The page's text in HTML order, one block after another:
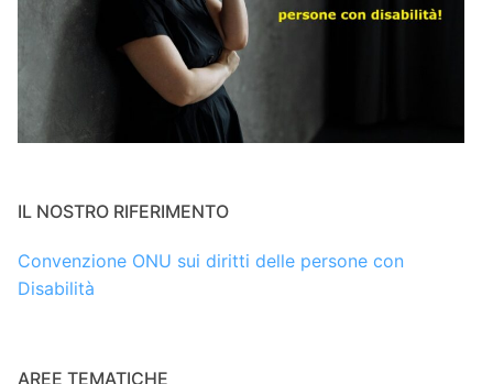
IL NOSTRO RIFERIMENTO
Convenzione ONU sui diritti delle persone con
Disabilità
AREE TEMATICHE